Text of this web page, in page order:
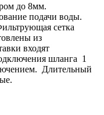
до 8мм.
подачи воды.
сетка
из
входят
шланга 1
Длительный